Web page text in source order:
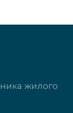
жилого